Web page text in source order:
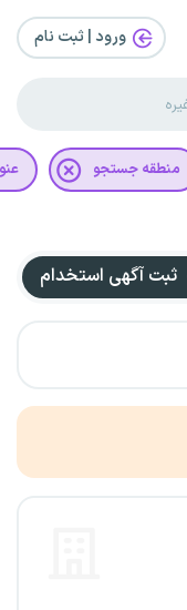
ورود | ثبت‌ نام
منطقه جستجو
ثبت آگهی استخدام